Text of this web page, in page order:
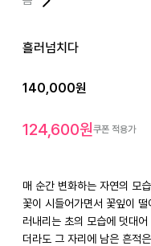
흘러넘치다
140,000원
124,600원쿠폰 적용가
매 순간 변화하는 자연의 모
꽃이 시들어가면서 꽃잎이
러내리는 초의 모습에 덧대
더라도 그 자리에 남은 흔적